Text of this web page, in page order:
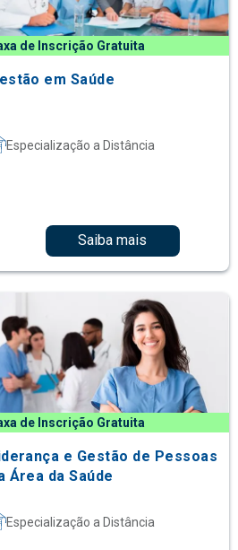
de Inscrição Gratuita
em Saúde
Especialização a Distância
Saiba mais
de Inscrição Gratuita
e Gestão de Pessoas
Área da Saúde
Especialização a Distância